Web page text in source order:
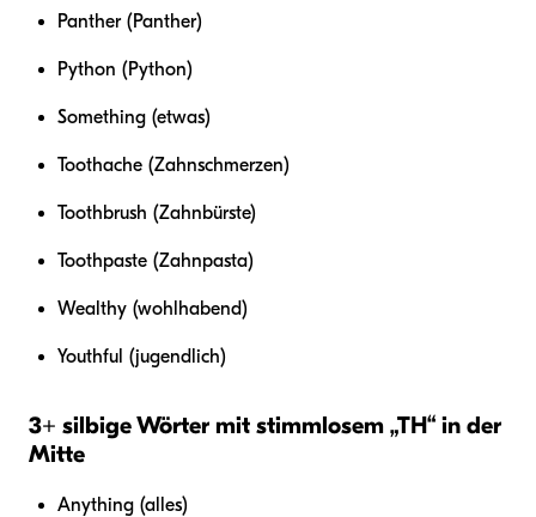
Panther (Panther)
Python (Python)
Something (etwas)
Toothache (Zahnschmerzen)
Toothbrush (Zahnbürste)
Toothpaste (Zahnpasta)
Wealthy (wohlhabend)
Youthful (jugendlich)
3+ silbige Wörter mit stimmlosem „TH“ in der
Mitte
Anything (alles)